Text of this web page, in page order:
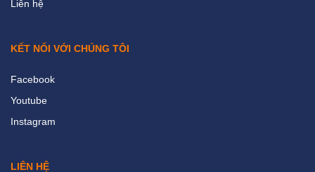
Liên hệ
KẾT NỐI VỚI CHÚNG TÔI
Facebook
Youtube
Instagram
LIÊN HỆ